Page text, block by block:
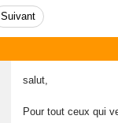
Suivant
salut,
Pour tout ceux qui